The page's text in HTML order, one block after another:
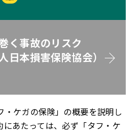
く事故のリスク
日本損害保険協会）
・ケガの保険」の概要を説明し
にあたっては、必ず「タフ・ケ